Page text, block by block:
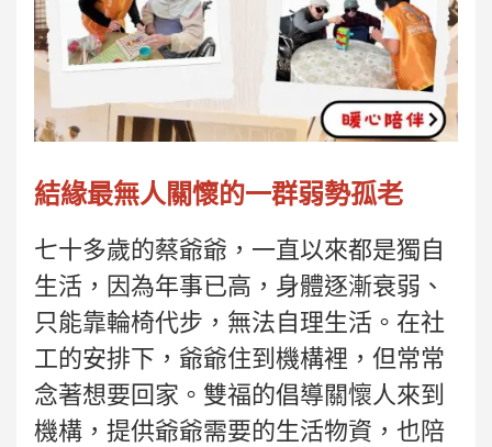
結緣最無人關懷的一群弱勢孤老
七十多歲的蔡爺爺，一直以來都是獨自
生活，因為年事已高，身體逐漸衰弱、
只能靠輪椅代步，無法自理生活。在社
工的安排下，爺爺住到機構裡，但常常
念著想要回家。雙福的倡導關懷人來到
機構，提供爺爺需要的生活物資，也陪